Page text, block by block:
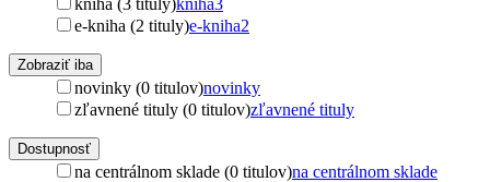
e-kniha (2 tituly)e-kniha2
Zobraziť iba
novinky (0 titulov)novinky
zľavnené tituly (0 titulov)zľavnené tituly
Dostupnosť
na centrálnom sklade (0 titulov)na centrálnom sklade